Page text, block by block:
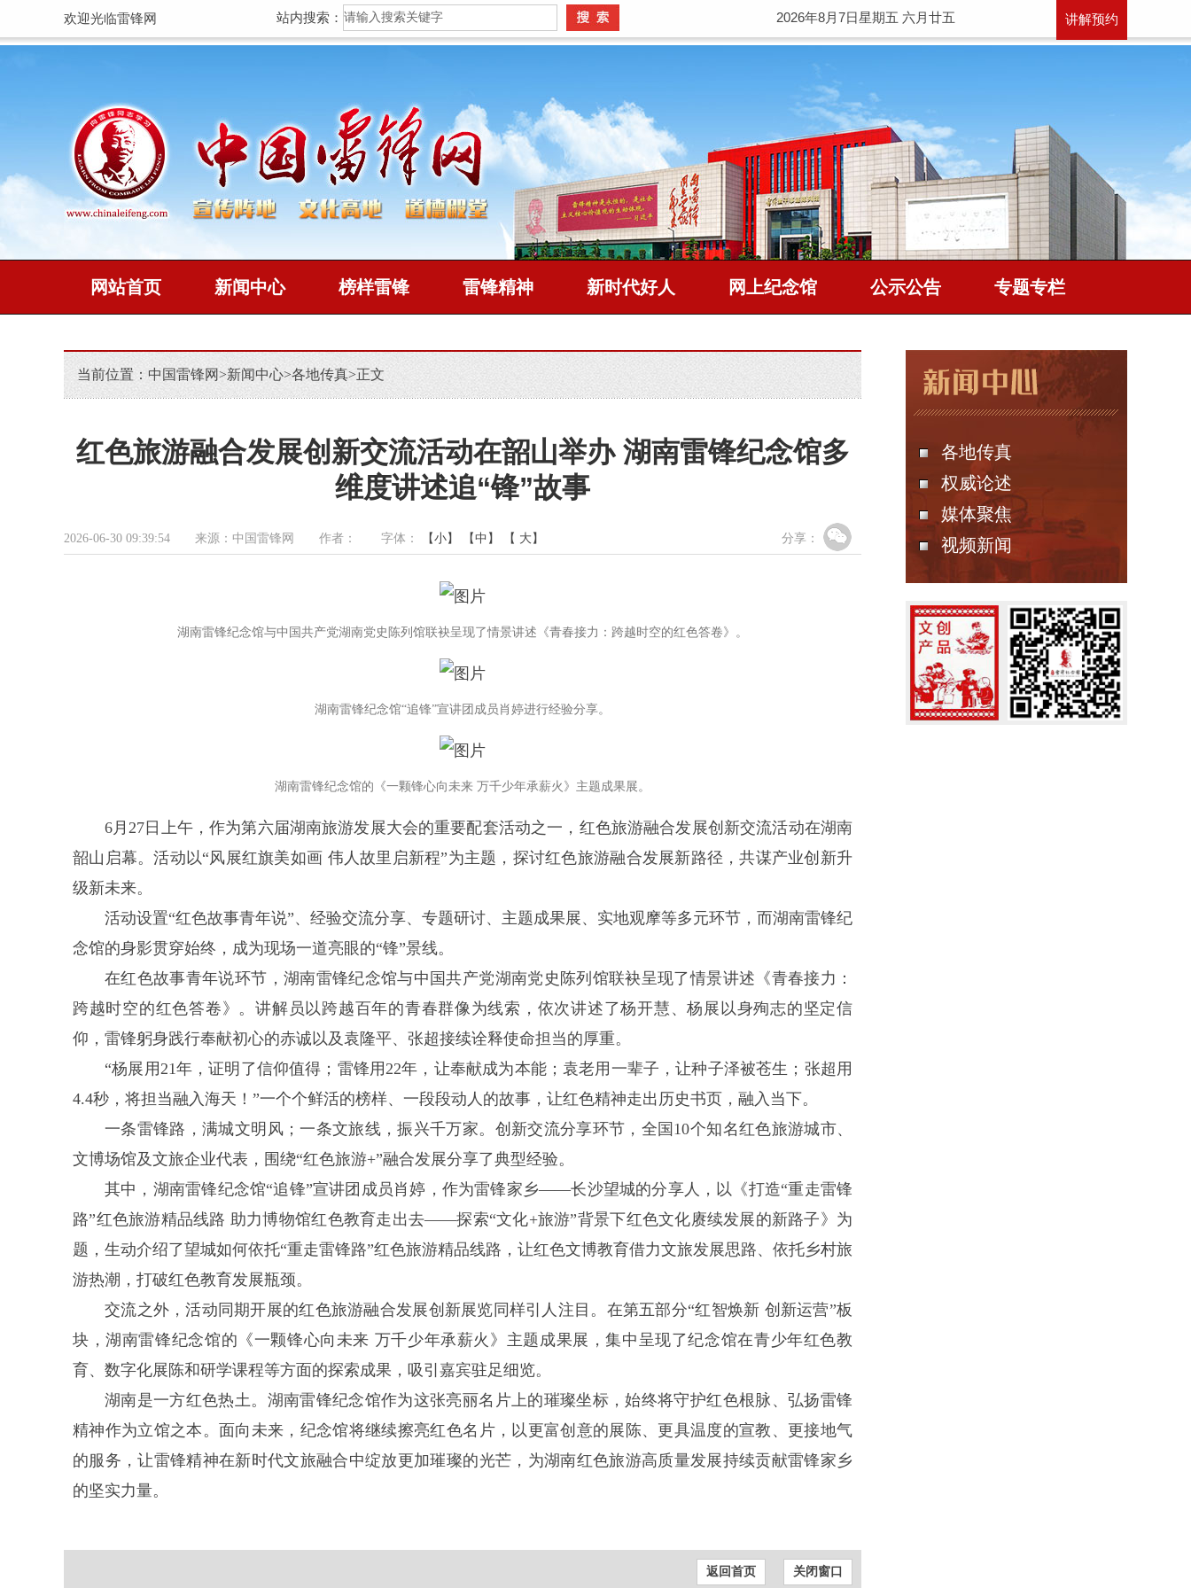
欢迎光临雷锋网 站内搜索： 2026年8月7日星期五 六月廿五 讲解预约
网站首页 新闻中心 榜样雷锋 雷锋精神 新时代好人 网上纪念馆 公示公告 专题专栏
当前位置： 中国雷锋网>新闻中心>各地传真>正文
红色旅游融合发展创新交流活动在韶山举办 湖南雷锋纪念馆多
维度讲述追“锋”故事
2026-06-30 09:39:54 来源：中国雷锋网 作者： 字体： 【小】 【中】 【 大】 分享：
湖南雷锋纪念馆与中国共产党湖南党史陈列馆联袂呈现了情景讲述《青春接力：跨越时空的红色答卷》。
湖南雷锋纪念馆“追锋”宣讲团成员肖婷进行经验分享。
湖南雷锋纪念馆的《一颗锋心向未来 万千少年承薪火》主题成果展。
6月27日上午，作为第六届湖南旅游发展大会的重要配套活动之一，红色旅游融合发展创新交流活动在湖南
韶山启幕。活动以“风展红旗美如画 伟人故里启新程”为主题，探讨红色旅游融合发展新路径，共谋产业创新升
级新未来。
活动设置“红色故事青年说”、经验交流分享、专题研讨、主题成果展、实地观摩等多元环节，而湖南雷锋纪
念馆的身影贯穿始终，成为现场一道亮眼的“锋”景线。
在红色故事青年说环节，湖南雷锋纪念馆与中国共产党湖南党史陈列馆联袂呈现了情景讲述《青春接力：
跨越时空的红色答卷》。讲解员以跨越百年的青春群像为线索，依次讲述了杨开慧、杨展以身殉志的坚定信
仰，雷锋躬身践行奉献初心的赤诚以及袁隆平、张超接续诠释使命担当的厚重。
“杨展用21年，证明了信仰值得；雷锋用22年，让奉献成为本能；袁老用一辈子，让种子泽被苍生；张超用
4.4秒，将担当融入海天！”一个个鲜活的榜样、一段段动人的故事，让红色精神走出历史书页，融入当下。
一条雷锋路，满城文明风；一条文旅线，振兴千万家。创新交流分享环节，全国10个知名红色旅游城市、
文博场馆及文旅企业代表，围绕“红色旅游+”融合发展分享了典型经验。
其中，湖南雷锋纪念馆“追锋”宣讲团成员肖婷，作为雷锋家乡——长沙望城的分享人，以《打造“重走雷锋
路”红色旅游精品线路 助力博物馆红色教育走出去——探索“文化+旅游”背景下红色文化赓续发展的新路子》为
题，生动介绍了望城如何依托“重走雷锋路”红色旅游精品线路，让红色文博教育借力文旅发展思路、依托乡村旅
游热潮，打破红色教育发展瓶颈。
交流之外，活动同期开展的红色旅游融合发展创新展览同样引人注目。在第五部分“红智焕新 创新运营”板
块，湖南雷锋纪念馆的《一颗锋心向未来 万千少年承薪火》主题成果展，集中呈现了纪念馆在青少年红色教
育、数字化展陈和研学课程等方面的探索成果，吸引嘉宾驻足细览。
湖南是一方红色热土。湖南雷锋纪念馆作为这张亮丽名片上的璀璨坐标，始终将守护红色根脉、弘扬雷锋
精神作为立馆之本。面向未来，纪念馆将继续擦亮红色名片，以更富创意的展陈、更具温度的宣教、更接地气
的服务，让雷锋精神在新时代文旅融合中绽放更加璀璨的光芒，为湖南红色旅游高质量发展持续贡献雷锋家乡
的坚实力量。
关闭窗口
返回首页
各地传真
权威论述
媒体聚焦
视频新闻